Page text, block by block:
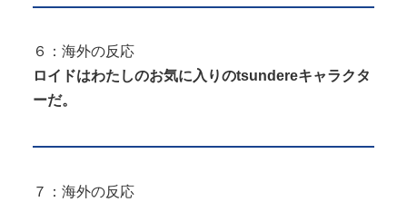
６：海外の反応
ロイドはわたしのお気に入りのtsundereキャラクタ
ーだ。
７：海外の反応